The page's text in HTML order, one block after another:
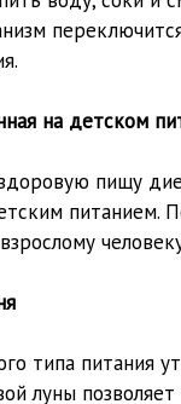
на детском
пищу
питанием.
типа питания
луны